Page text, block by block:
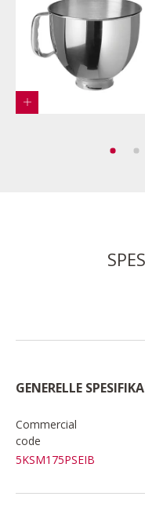
GENERELLE
Commercial
code
5KSM175PSEIB